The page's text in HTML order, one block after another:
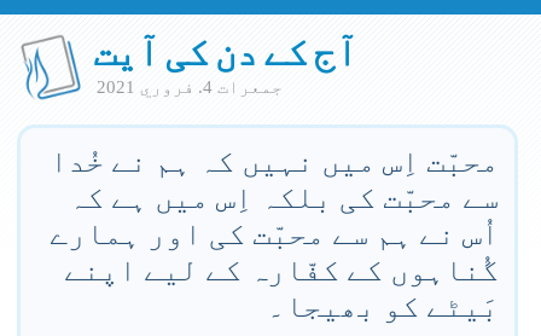
آج کے دن کی آیت
جمعرات 4. فروري 2021
محبّت اِس میں نہیں کہ ہم نے خُدا
سے محبّت کی بلکہ اِس میں ہے کہ
اُس نے ہم سے محبّت کی اور ہمارے
گُناہوں کے کفّارہ کے لیے اپنے
بَیٹے کو بھیجا۔